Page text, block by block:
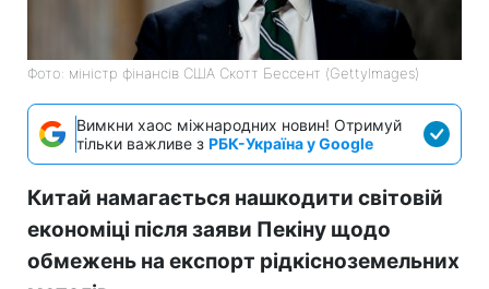
Фото: міністр фінансів США Скотт Бессент (GettyImages)
Вимкни хаос міжнародних новин! Отримуй
тільки важливе з РБК-Україна у Google
Китай намагається нашкодити світовій
економіці після заяви Пекіну щодо
обмежень на експорт рідкісноземельних